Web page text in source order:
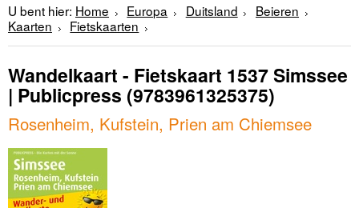
U bent hier: Home Europa Duitsland
Beieren
Kaarten
Fietskaarten
Wandelkaart - Fietskaart 1537 Simssee
| Publicpress (9783961325375)
Rosenheim, Kufstein, Prien am Chiemsee